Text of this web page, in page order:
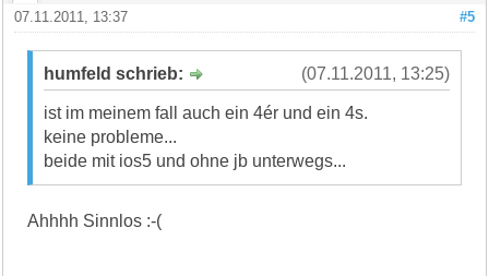
#5
07.11.2011, 13:37
(07.11.2011, 13:25)
humfeld schrieb:
ist im meinem fall auch ein 4ér und ein 4s.
keine probleme...
beide mit ios5 und ohne jb unterwegs...
Ahhhh Sinnlos :-(